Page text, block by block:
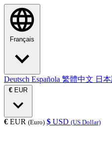
Français
Deutsch Española 繁體中文 日
€ EUR
€ EUR (Euro) $ USD (US Dollar)